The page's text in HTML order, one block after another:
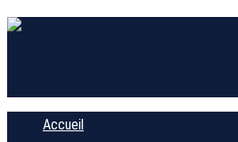
Accueil